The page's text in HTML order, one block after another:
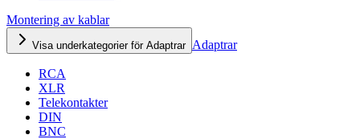
Montering av kablar
Visa underkategorier för Adaptrar Adaptrar
RCA
XLR
Telekontakter
DIN
BNC